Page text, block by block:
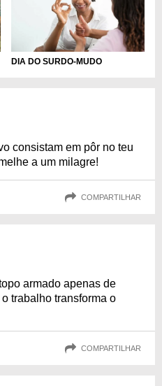
DIA DO SURDO-MUDO
consistam em pôr no teu
a um milagre!
COMPARTILHAR
armado apenas de
trabalho transforma o
COMPARTILHAR